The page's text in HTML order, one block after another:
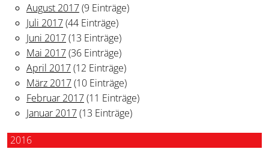
August 2017(9 Einträge)
Juli 2017(44 Einträge)
Juni 2017(13 Einträge)
Mai 2017(36 Einträge)
April 2017(12 Einträge)
März 2017(10 Einträge)
Februar 2017(11 Einträge)
Januar 2017(13 Einträge)
2016